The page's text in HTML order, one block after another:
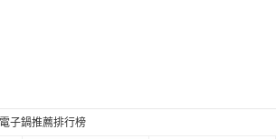
子鍋推薦排行榜